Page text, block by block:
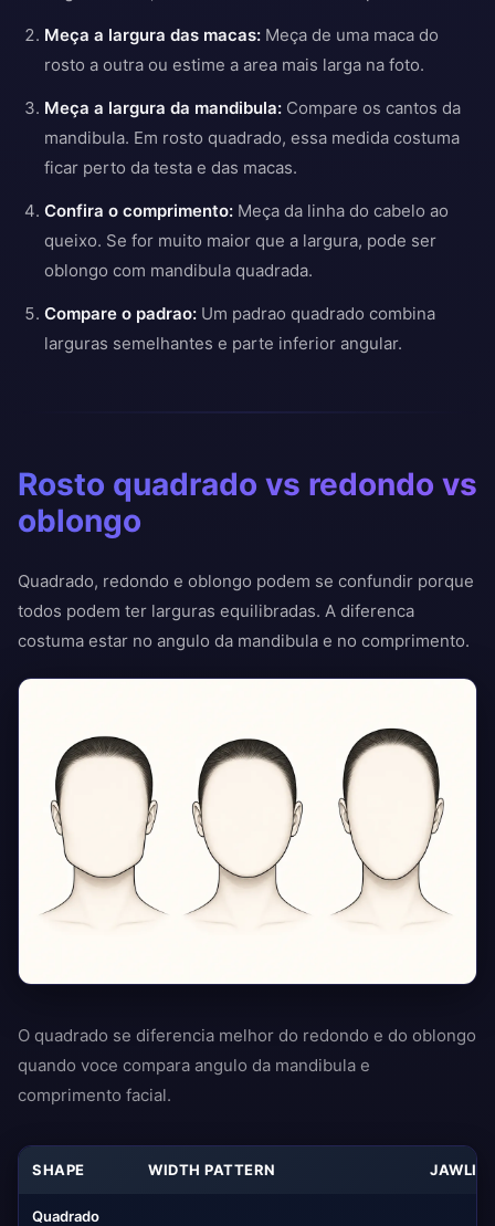
Meça a largura das macas: Meça de uma maca do
rosto a outra ou estime a area mais larga na foto.
Meça a largura da mandibula: Compare os cantos da
mandibula. Em rosto quadrado, essa medida costuma
ficar perto da testa e das macas.
Confira o comprimento: Meça da linha do cabelo ao
queixo. Se for muito maior que a largura, pode ser
oblongo com mandibula quadrada.
Compare o padrao: Um padrao quadrado combina
larguras semelhantes e parte inferior angular.
Rosto quadrado vs redondo vs
oblongo
Quadrado, redondo e oblongo podem se confundir porque
todos podem ter larguras equilibradas. A diferenca
costuma estar no angulo da mandibula e no comprimento.
O quadrado se diferencia melhor do redondo e do oblongo
quando voce compara angulo da mandibula e
comprimento facial.
SHAPE WIDTH PATTERN
Quadrado